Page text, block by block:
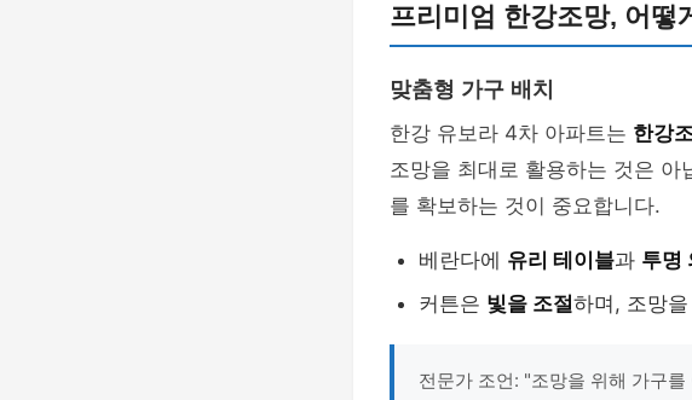
프리미엄 한강조망, 어떻
맞춤형 가구 배치
한강 유보라 4차 아파트는 한강
조망을 최대로 활용하는 것은 아
를 확보하는 것이 중요합니다.
베란다에 유리 테이블과 투명
커튼은 빛을 조절하며, 조망
전문가 조언: "조망을 위해 가구